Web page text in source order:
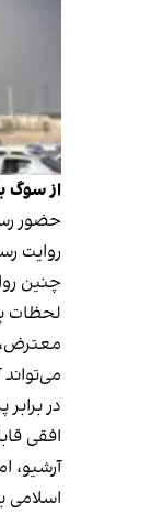
از سوگ
حضور
روایت
چنین
لحظات
معترض،
در
افقی
آرشیو،
اسلامی